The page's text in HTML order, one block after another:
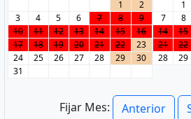
1
2
3
4 5 6 7 8
9
10
11 12 13 14 15
16
17
18 19 20 21 22
23
24
25 26 27 28 29
30
31
1
7
8
14
15
21
22
28
29
Fijar Mes: Anterior